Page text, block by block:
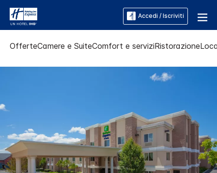
Accedi / Iscriviti
OfferteCamere e SuiteComfort e serviziRistorazione